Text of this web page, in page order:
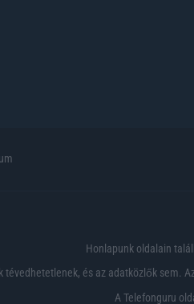
Honlapunk oldalain
tévedhetetlenek, és az adatközlők sem.
A Telefonguru